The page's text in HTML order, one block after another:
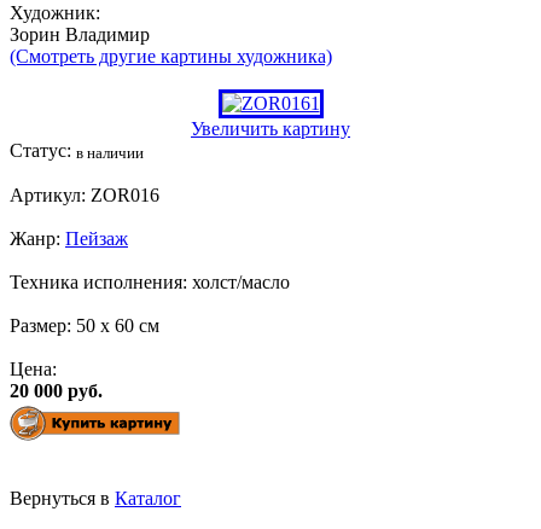
Художник:
Зорин Владимир
(Смотреть другие картины художника)
Увеличить картину
Статус: в наличии
Артикул: ZOR016
Жанр: Пейзаж
Техника исполнения: холст/масло
Размер: 50 x 60 см
Цена:
20 000 руб.
Вернуться в Каталог